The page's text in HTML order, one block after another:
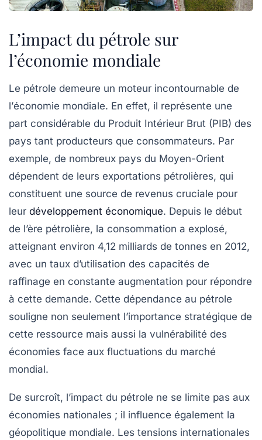
L’impact du pétrole sur
l’économie mondiale
Le pétrole demeure un moteur incontournable de
l’économie mondiale. En effet, il représente une
part considérable du Produit Intérieur Brut (PIB) des
pays tant producteurs que consommateurs. Par
exemple, de nombreux pays du Moyen-Orient
dépendent de leurs exportations pétrolières, qui
constituent une source de revenus cruciale pour
leur développement économique. Depuis le début
de l’ère pétrolière, la consommation a explosé,
atteignant environ 4,12 milliards de tonnes en 2012,
avec un taux d’utilisation des capacités de
raffinage en constante augmentation pour répondre
à cette demande. Cette dépendance au pétrole
souligne non seulement l’importance stratégique de
cette ressource mais aussi la vulnérabilité des
économies face aux fluctuations du marché
mondial.
De surcroît, l’impact du pétrole ne se limite pas aux
économies nationales ; il influence également la
géopolitique mondiale. Les tensions internationales